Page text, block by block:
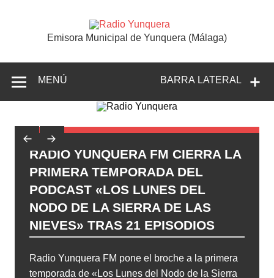
Radio
Yunquera
Emisora Municipal de Yunquera (Málaga)
BARRA LATERAL
MENÚ
YUNQUERA FM CIERRA LA
TEMPORADA DEL
«LOS LUNES DEL
DE LA SIERRA DE LAS
TRAS 21 EPISODIOS
Yunquera FM pone el broche a la primera
de «Los Lunes del Nodo de la Sierra
La música
rincones de